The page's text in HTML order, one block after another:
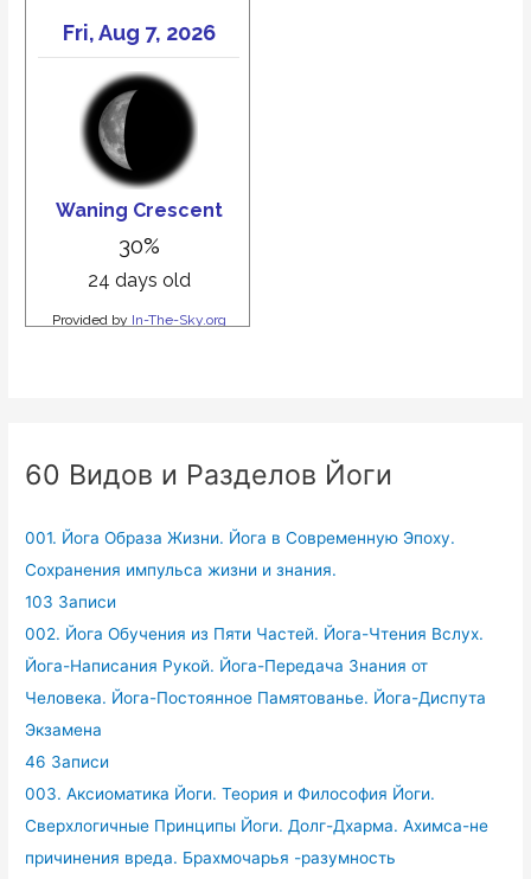
60 Видов и Разделов Йоги
001. Йога Образа Жизни. Йога в Современную Эпоху.
Сохранения импульса жизни и знания.
103 Записи
002. Йога Обучения из Пяти Частей. Йога-Чтения Вслух.
Йога-Написания Рукой. Йога-Передача Знания от
Человека. Йога-Постоянное Памятованье. Йога-Диспута
Экзамена
46 Записи
003. Аксиоматика Йоги. Теория и Философия Йоги.
Сверхлогичные Принципы Йоги. Долг-Дхарма. Ахимса-не
причинения вреда. Брахмочарья -разумность